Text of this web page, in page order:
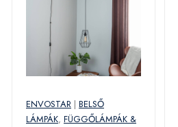
ENVOSTAR | BELSŐ
LÁMPÁK, FÜGGŐLÁMPÁK &